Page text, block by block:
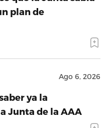
plan de
Ago 6, 2026
ya la
Junta de la AAA